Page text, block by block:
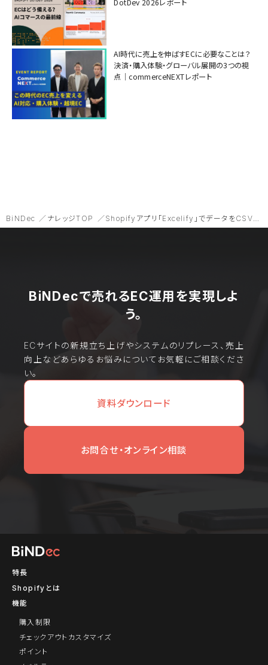
DotDev 2026レポート
AI時代に売上を伸ばすECに必要なことは？
決済・購入体験・グローバル展開の3つの視
点｜commerceNEXTレポート
BiNDec ナレッジTOP Shopifyアプリ「Excelify」でデータをCSVやExcelでインポート/エクスポート
BiNDecで売れるEC運用を実現しよ
う。
ECサイトの新規立ち上げやシステムのリプレース、売上
向上などあらゆるお悩みについてお気軽にご相談くださ
い。
資料ダウンロード
お問合せ・オンライン相談
特長
Shopifyとは
機能
購入制限
チェックアウトカスタマイズ
ポイント